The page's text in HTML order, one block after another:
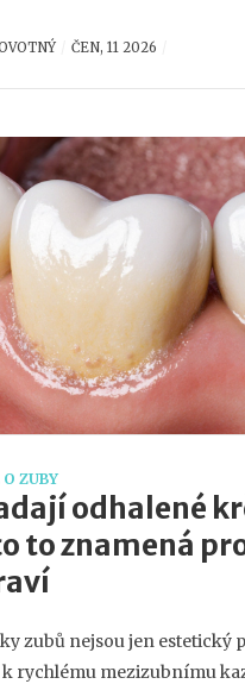
ČEN, 11 2026
O ZUBY
odhalené
to znamená
zubů nejsou jen estetický
rychlému mezizubnímu